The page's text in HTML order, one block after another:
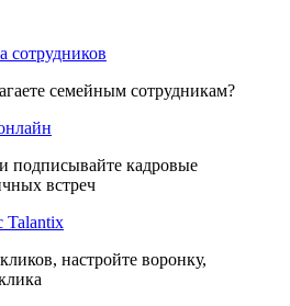
сотрудников
семейным сотрудникам?
подписывайте кадровые
встреч
Talantix
настройте воронку,